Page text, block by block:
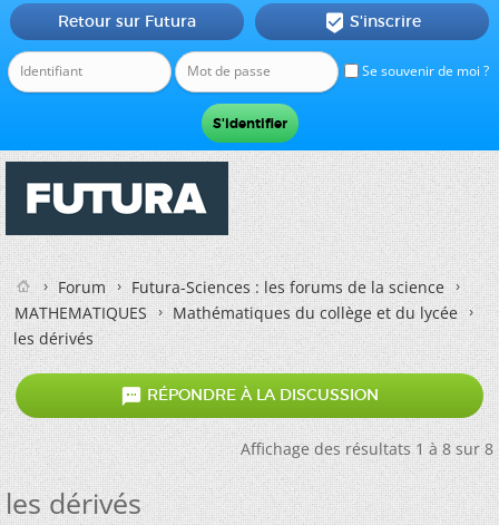
Se souvenir de moi ?
Retour sur Futura  S'inscrire
Forum
Futura-Sciences : les forums de la science
MATHEMATIQUES
Mathématiques du collège et du lycée
les dérivés
 RÉPONDRE À LA DISCUSSION
Affichage des résultats 1 à 8 sur 8
les dérivés